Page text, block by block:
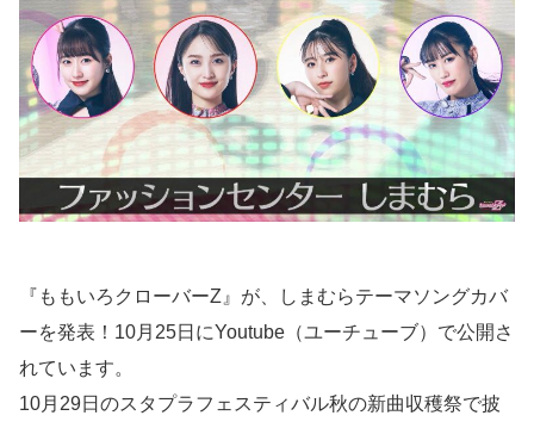
『ももいろクローバーZ』が、しまむらテーマソングカバ
ーを発表！10月25日にYoutube（ユーチューブ）で公開さ
れています。
10月29日のスタプラフェスティバル秋の新曲収穫祭で披